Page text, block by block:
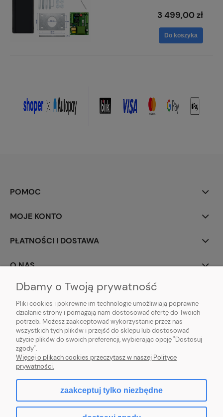
3 499,00 zł
Do koszyka
POMOC
MOJE KONTO
PŁATNOŚCI I DOSTAWA
O NAS
PROFBRAM JACEK PYTEL| ul. Wesoła 91, 34-300 Żywiec, woj. śląskie | E-
Tel.: 663-960-697| NIP: 5532389225 REGON: 241495070
Dbamy o Twoją prywatność
Pliki cookies i pokrewne im technologie umożliwiają poprawne
działanie strony i pomagają nam dostosować ofertę do Twoich
potrzeb. Możesz zaakceptować wykorzystanie przez nas
wszystkich tych plików i przejść do sklepu lub dostosować
użycie plików do swoich preferencji, wybierając opcję "Dostosuj
zgody".
Więcej o plikach cookies przeczytasz w naszej Polityce
prywatności.
zaakceptuj tylko niezbędne